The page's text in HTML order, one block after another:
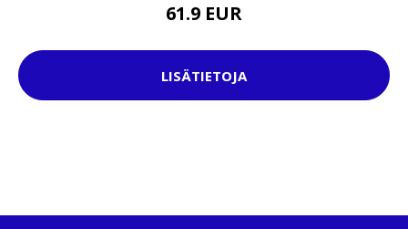
61.9 EUR
LISÄTIETOJA